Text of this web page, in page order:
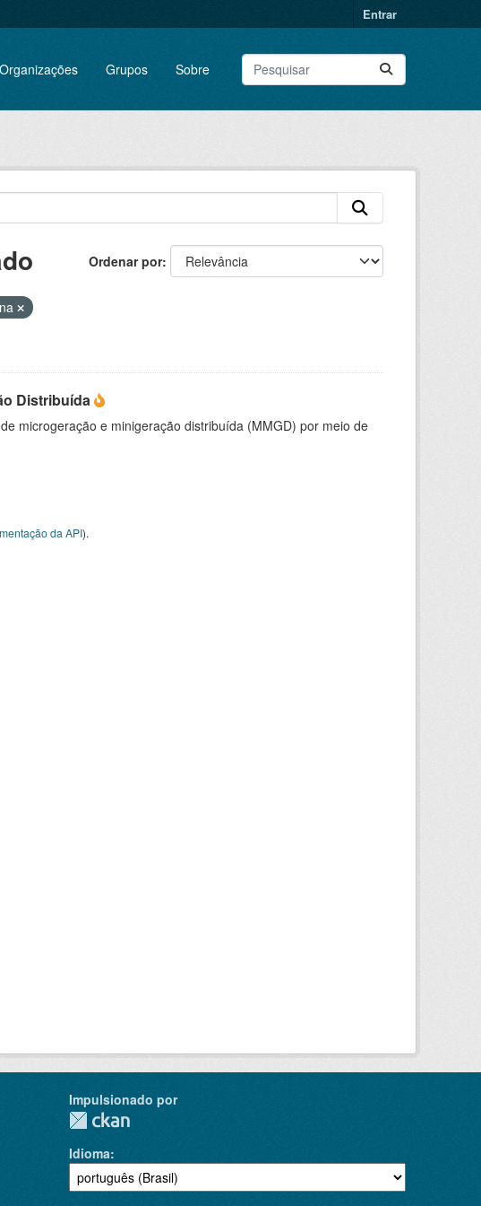
Entrar
Organizações Grupos Sobre
Ordenar por
Distribuída
microgeração e minigeração distribuída (MMGD) por meio de
da API).
Impulsionado por
Idioma